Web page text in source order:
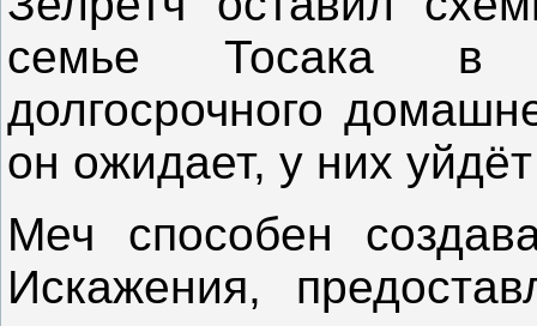
семье Тосака в
долгосрочного
он ожидает, у них
Меч способен
Искажения,